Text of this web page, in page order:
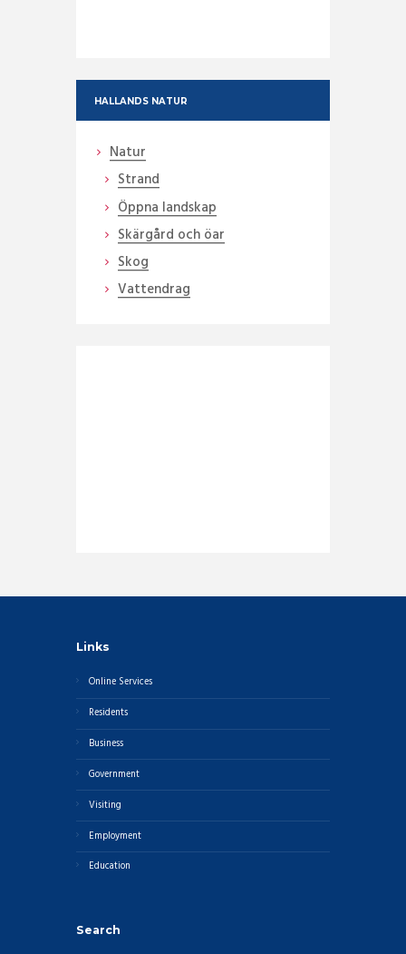
HALLANDS NATUR
Natur
Strand
Öppna landskap
Skärgård och öar
Skog
Vattendrag
Links
Online Services
Residents
Business
Government
Visiting
Employment
Education
Search